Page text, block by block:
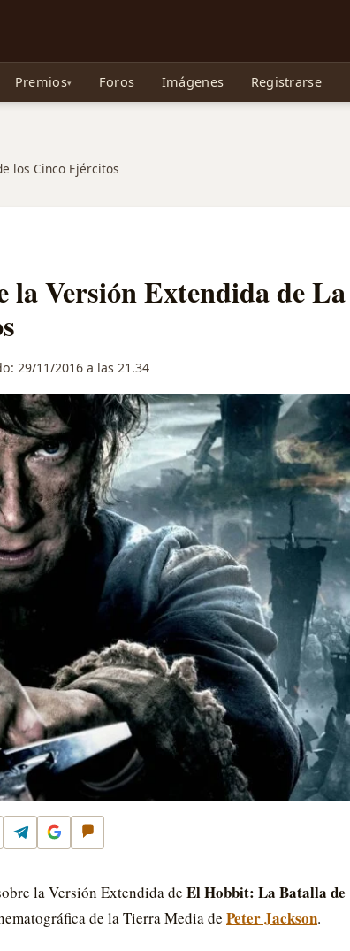
la Tolkienpedia y más
Premios Foros Imágenes Registrarse
los Cinco Ejércitos
la Versión Extendida de La
29/11/2016 a las 21.34
TelegramGoogleComentar
la Versión Extendida de El Hobbit: La Batalla de
de la Tierra Media de Peter Jackson.